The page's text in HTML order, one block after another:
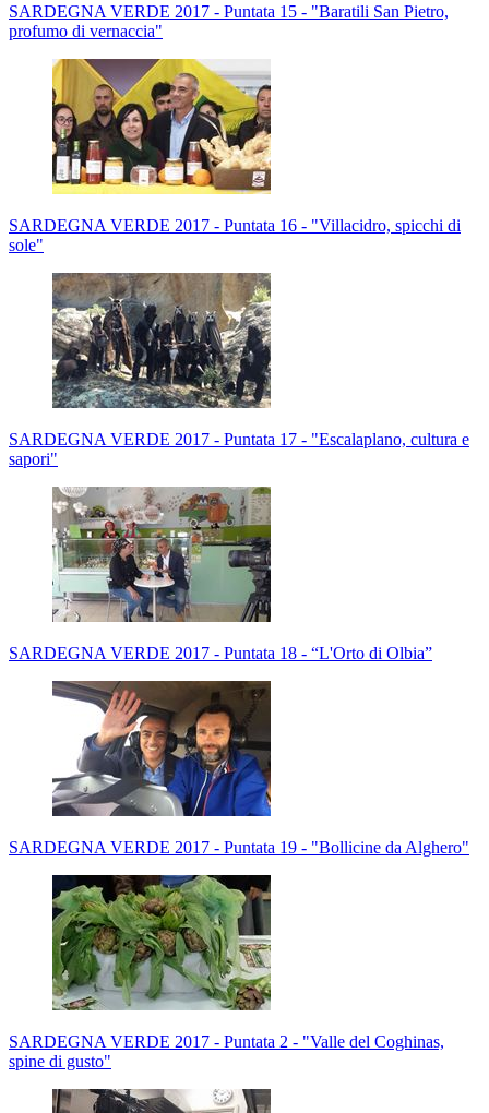
SARDEGNA VERDE 2017 - Puntata 15 - "Baratili San Pietro,
profumo di vernaccia"
SARDEGNA VERDE 2017 - Puntata 16 - "Villacidro, spicchi di
sole"
SARDEGNA VERDE 2017 - Puntata 17 - "Escalaplano, cultura e
sapori"
SARDEGNA VERDE 2017 - Puntata 18 - “L'Orto di Olbia”
SARDEGNA VERDE 2017 - Puntata 19 - "Bollicine da Alghero"
SARDEGNA VERDE 2017 - Puntata 2 - "Valle del Coghinas,
spine di gusto"